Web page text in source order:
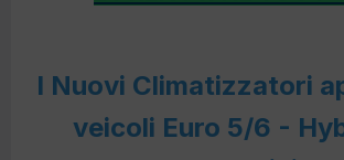
I Nuovi Climatizzatori
veicoli Euro 5/6 -